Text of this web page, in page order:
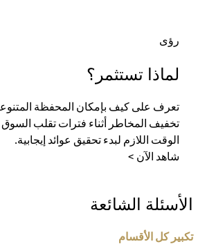
رؤى
لماذا تستثمر؟
تعرف على كيف بإمكان المحفظة
تخفيف المخاطر أثناء فترات تقلب السوق
الوقت اللازم لبدء تحقيق عوائد إيجابية.
شاهد الآن >
الأسئلة الشائعة
تكبير كل الأقسام